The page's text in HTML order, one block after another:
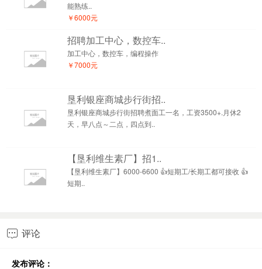
能熟练..
￥6000元
招聘加工中心，数控车..
加工中心，数控车，编程操作
￥7000元
垦利银座商城步行街招..
垦利银座商城步行街招聘煮面工一名，工资3500+.月休2
天，早八点～二点，四点到..
【垦利维生素厂】招1..
【垦利维生素厂】6000-6600 👍短期工/长期工都可接收 👍
短期..
 评论
发布评论：